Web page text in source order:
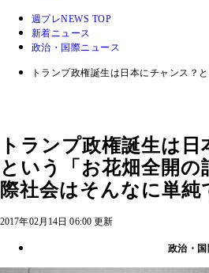
週プレNEWS TOP
新着ニュース
政治・国際ニュース
トランプ政権誕生は日本にチャンス？
トランプ政権誕生は日
という「お花畑全開の
際社会はそんなに単純
2017年02月14日 06:00 更新
政治・国